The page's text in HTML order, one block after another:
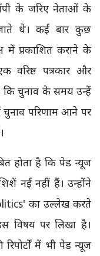
के जरिए नेताओं के
थे। कई बार कुछ
में प्रकाशित कराने के
वरिष्ठ पत्रकार और
कि चुनाव के समय उन्हें
चुनाव परिणाम आने पर
होता है कि पेड न्यूज
नई नहीं हैं। उन्होंने
का उल्लेख करते
विषय पर लिखा है।
में भी पेड न्यूज